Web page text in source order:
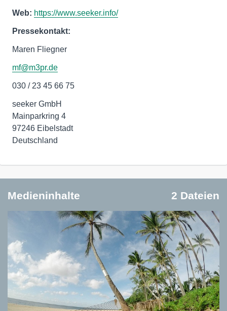
Web: https://www.seeker.info/
Pressekontakt:
Maren Fliegner
mf@m3pr.de
030 / 23 45 66 75
seeker GmbH
Mainparkring 4
97246 Eibelstadt
Deutschland
Medieninhalte 2 Dateien